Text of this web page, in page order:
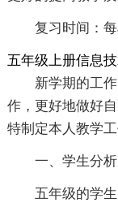
复习时间：每
五年级上册信息
新学期的工
作，更好地做好
特制定本人教学
一、学生分析
五年级的学